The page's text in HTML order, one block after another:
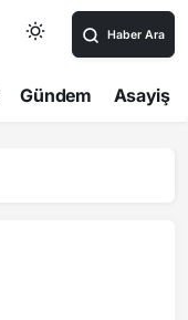
Haber Ara
Gündem Asayiş